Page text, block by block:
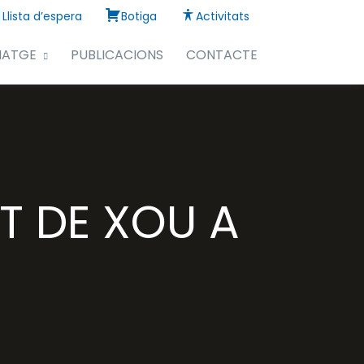
Llista d’espera Botiga Activitats
PUBLICACIONS CONTACTE
DE XOU A